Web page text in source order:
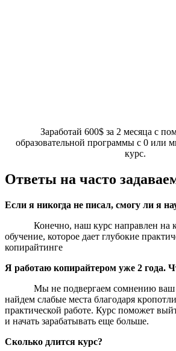
Заработай 600$ за 2 месяца с
образовательной программы с 0 или
курс.
Ответы на часто
Если я никогда не писал, смогу ли я
Конечно, наш курс направлен на
обучение, которое дает глубокие
копирайтинге
Я работаю копирайтером уже 2 года.
Мы не подвергаем сомнению ваш
найдем слабые места благодаря
практической работе. Курс поможет
и начать зарабатывать еще больше.
Сколько длится курс?